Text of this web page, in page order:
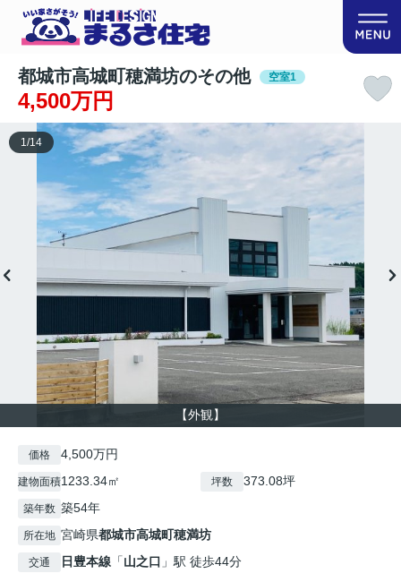
都城市高城町穂満坊のその他 空室1
4,500万円
【外観】
1/14
価格 4,500万円
建物面積1233.34㎡ 坪数 373.08坪
築年数 築54年
所在地 宮崎県都城市高城町穂満坊
交通 日豊本線 「山之口 」駅 徒歩44分